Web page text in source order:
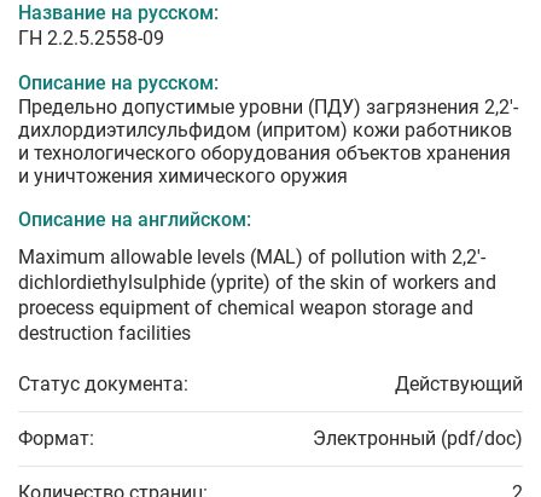
Название на русском:
ГН 2.2.5.2558-09
Описание на русском:
Предельно допустимые уровни (ПДУ) загрязнения 2,2'-
дихлордиэтилсульфидом (ипритом) кожи работников
и технологического оборудования объектов хранения
и уничтожения химического оружия
Описание на английском:
Maximum allowable levels (MAL) of pollution with 2,2'-
dichlordiethylsulphide (yprite) of the skin of workers and
proecess equipment of chemical weapon storage and
destruction facilities
Статус документа: Действующий
Формат: Электронный (pdf/doc)